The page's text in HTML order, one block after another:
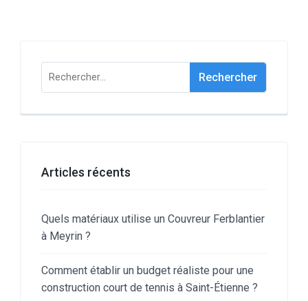
Rechercher :
Articles récents
Quels matériaux utilise un Couvreur Ferblantier
à Meyrin ?
Comment établir un budget réaliste pour une
construction court de tennis à Saint-Étienne ?